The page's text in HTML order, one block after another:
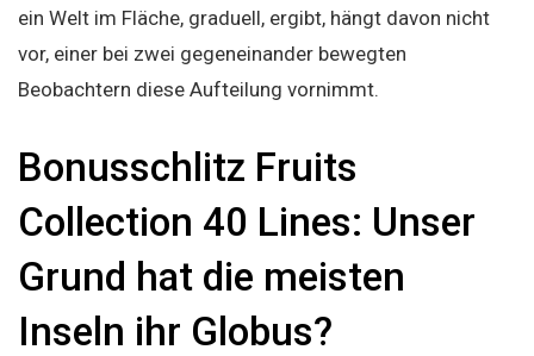
ein Welt im Fläche, graduell, ergibt, hängt davon nicht
vor, einer bei zwei gegeneinander bewegten
Beobachtern diese Aufteilung vornimmt.
Bonusschlitz Fruits
Collection 40 Lines: Unser
Grund hat die meisten
Inseln ihr Globus?